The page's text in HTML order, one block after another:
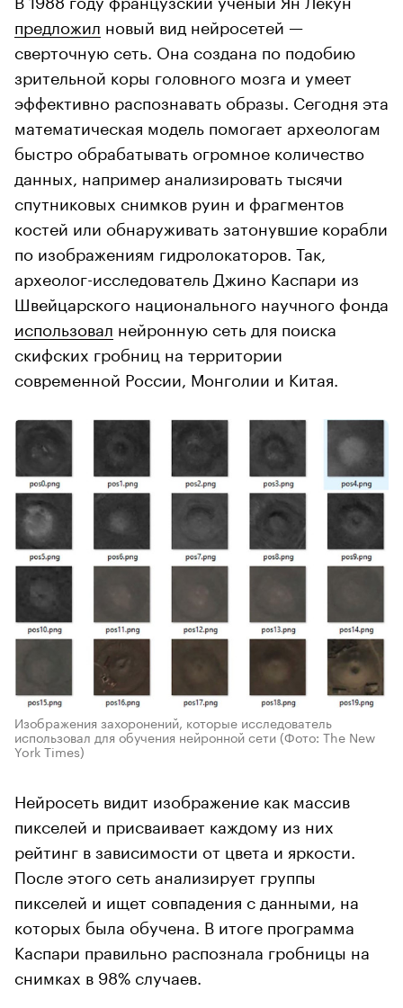
предложил новый вид нейросетей —
сверточную сеть. Она создана по подобию
зрительной коры головного мозга и умеет
эффективно распознавать образы. Сегодня эта
математическая модель помогает археологам
быстро обрабатывать огромное количество
данных, например анализировать тысячи
спутниковых снимков руин и фрагментов
костей или обнаруживать затонувшие корабли
по изображениям гидролокаторов. Так,
археолог-исследователь Джино Каспари из
Швейцарского национального научного фонда
использовал нейронную сеть для поиска
скифских гробниц на территории
современной России, Монголии и Китая.
Изображения захоронений, которые исследователь
использовал для обучения нейронной сети(Фото: The New
York Times)
Нейросеть видит изображение как массив
пикселей и присваивает каждому из них
рейтинг в зависимости от цвета и яркости.
После этого сеть анализирует группы
пикселей и ищет совпадения с данными, на
которых была обучена. В итоге программа
Каспари правильно распознала гробницы на
снимках в 98% случаев.